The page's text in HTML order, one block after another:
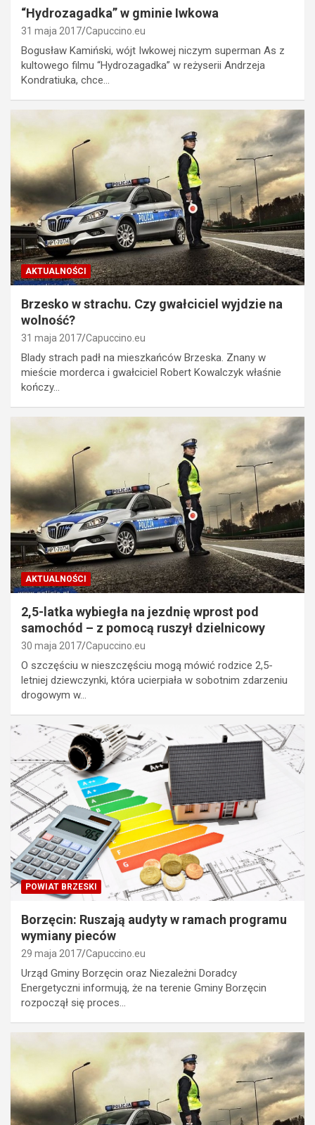
“Hydrozagadka” w gminie Iwkowa
31 maja 2017 Capuccino.eu
Bogusław Kamiński, wójt Iwkowej niczym superman As z
kultowego filmu “Hydrozagadka” w reżyserii Andrzeja
Kondratiuka, chce…
AKTUALNOŚCI
Brzesko w strachu. Czy gwałciciel wyjdzie na
wolność?
31 maja 2017 Capuccino.eu
Blady strach padł na mieszkańców Brzeska. Znany w
mieście morderca i gwałciciel Robert Kowalczyk właśnie
kończy…
AKTUALNOŚCI
2,5-latka wybiegła na jezdnię wprost pod
samochód – z pomocą ruszył dzielnicowy
30 maja 2017 Capuccino.eu
O szczęściu w nieszczęściu mogą mówić rodzice 2,5-
letniej dziewczynki, która ucierpiała w sobotnim zdarzeniu
drogowym w…
POWIAT BRZESKI
Borzęcin: Ruszają audyty w ramach programu
wymiany pieców
29 maja 2017 Capuccino.eu
Urząd Gminy Borzęcin oraz Niezależni Doradcy
Energetyczni informują, że na terenie Gminy Borzęcin
rozpoczął się proces…